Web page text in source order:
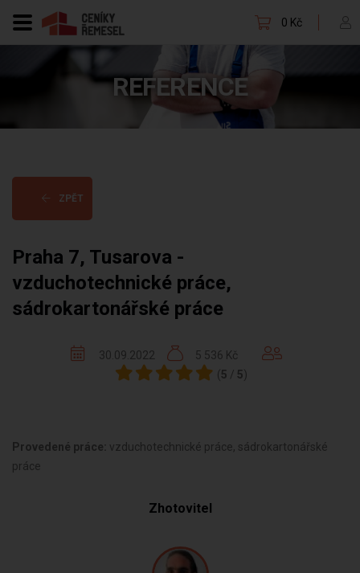
0 Kč
REFERENCE
ZPĚT
Praha 7, Tusarova -
vzduchotechnické práce,
sádrokartonářské práce
30.09.2022
5 536 Kč
( 5 / 5)
Provedené práce: vzduchotechnické práce, sádrokartonářské
práce
Zhotovitel